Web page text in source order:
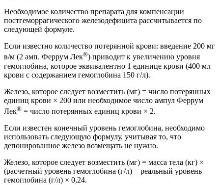
Необходимое количество препарата для компенсации
постгеморрагического железодефицита рассчитывается по
следующей формуле.
Если известно количество потерянной крови: введение 200 мг
в/м (2 амп. Феррум Лек®) приводит к увеличению уровня
гемоглобина, которое эквивалентно 1 единице крови (400 мл
крови с содержанием гемоглобина 150 г/л).
Железо, которое следует возместить (мг) = число потерянных
единиц крови × 200 или необходимое число ампул Феррум
Лек® = число потерянных единиц крови × 2.
Если известен конечный уровень гемоглобина, необходимо
использовать следующую формулу, учитывая то, что
депонированное железо возмещать не нужно.
Железо, которое следует возместить (мг) = масса тела (кг) ×
(расчетный уровень гемоглобина (г/л) − реальный уровень
гемоглобина (г/л) × 0,24.